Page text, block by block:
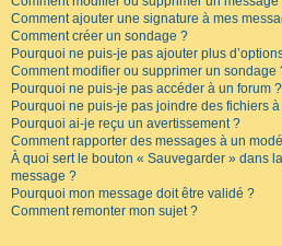
Comment ajouter une signature à mes
Comment créer un sondage ?
Pourquoi ne puis-je pas ajouter plus
Comment modifier ou supprimer un sondage
Pourquoi ne puis-je pas accéder à un forum ?
Pourquoi ne puis-je pas joindre des fichiers
Pourquoi ai-je reçu un avertissement ?
Comment rapporter des messages à un
À quoi sert le bouton « Sauvegarder » dans
message ?
Pourquoi mon message doit être validé ?
Comment remonter mon sujet ?